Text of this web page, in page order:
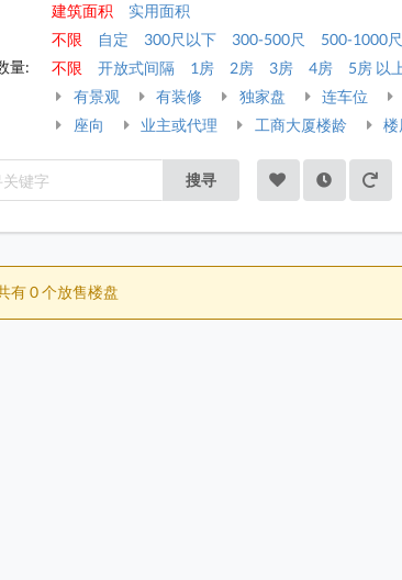
建筑面积
实用面积
不限
自定 300尺以下 300-500尺 500-1000尺
量:
不限 开放式间隔 1房 2房 3房 4房
5房 以
有景观 有装修 独家盘 连车位
座向 业主或代理 工商大厦楼龄 楼
搜寻
有 0 个放售楼盘